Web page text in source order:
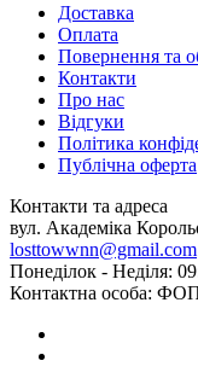
Доставка
Оплата
Повернення та
Контакти
Про нас
Відгуки
Політика
Публічна оферта
Контакти та адреса
вул. Академіка
losttowwnn@gmail.com
Понеділок - Неділя:
Контактна особа: